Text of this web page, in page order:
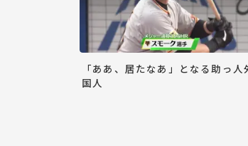
「ああ、居たなあ」となる助っ人
国人